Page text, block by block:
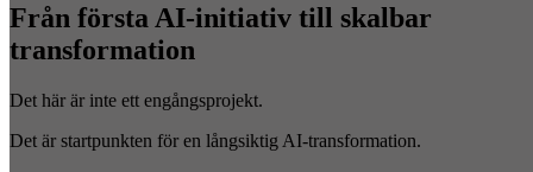
Från första AI-initiativ till skalbar
transformation
Det här är inte ett engångsprojekt.
Det är startpunkten för en långsiktig AI-transformation.